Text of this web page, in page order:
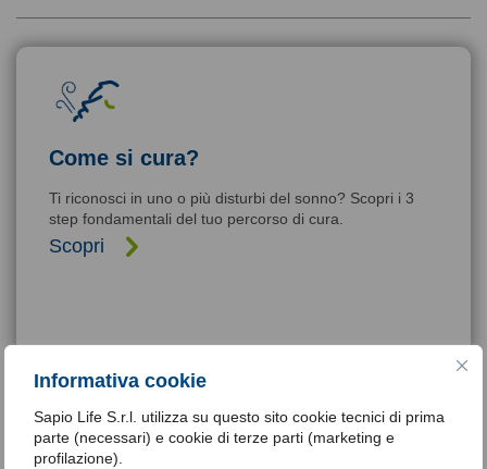
Informativa cookie
Sapio Life S.r.l. utilizza su questo sito cookie tecnici di prima
parte (necessari) e cookie di terze parti (marketing e
profilazione).
Come si cura?
Ti riconosci in uno o più disturbi del sonno? Scopri i 3
step fondamentali del tuo percorso di cura.
Scopri
Fai un piccolo grande passo. Il test
del sonno